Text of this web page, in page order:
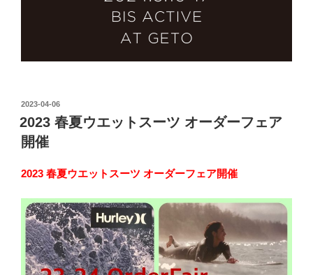
投
稿
日:
2023-04-06
2023 春夏ウエットスーツ オーダーフェア
開催
2023 春夏ウエットスーツ オーダーフェア開催